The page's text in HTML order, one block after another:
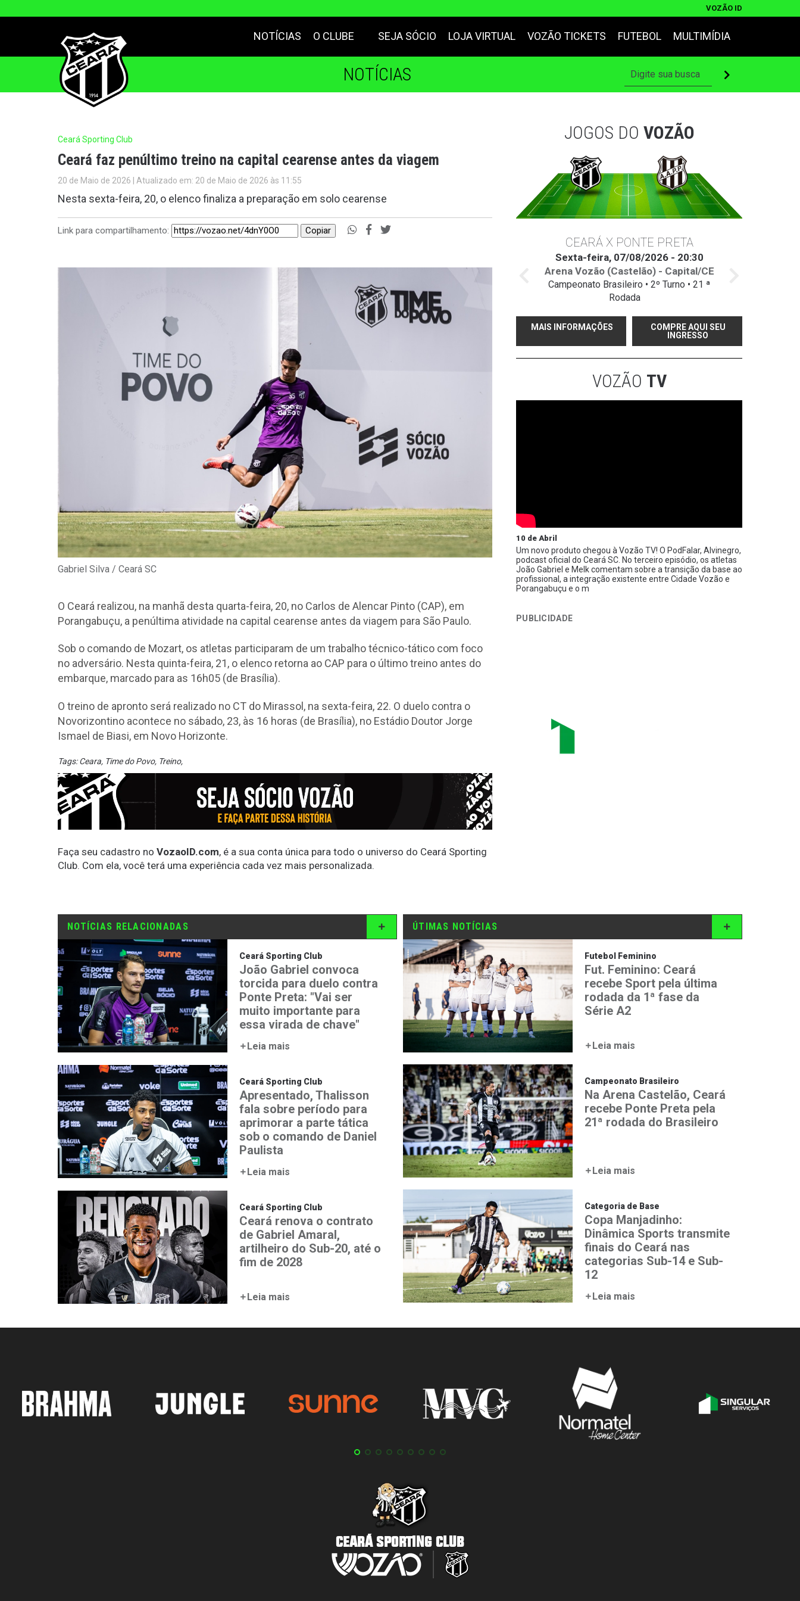
VOZÃO ID
NOTÍCIAS O CLUBE SEJA SÓCIO LOJA VIRTUAL VOZÃO TICKETS FUTEBOL MULTIMÍDIA
NOTÍCIAS
Ceará Sporting Club
Ceará faz penúltimo treino na capital cearense antes da viagem
20 de Maio de 2026 | Atualizado em: 20 de Maio de 2026 às 11:55
Nesta sexta-feira, 20, o elenco finaliza a preparação em solo cearense
Link para compartilhamento: Copiar
Gabriel Silva / Ceará SC
O Ceará realizou, na manhã desta quarta-feira, 20, no Carlos de Alencar Pinto (CAP), em
Porangabuçu, a penúltima atividade na capital cearense antes da viagem para São Paulo.
Sob o comando de Mozart, os atletas participaram de um trabalho técnico-tático com foco
no adversário. Nesta quinta-feira, 21, o elenco retorna ao CAP para o último treino antes do
embarque, marcado para as 16h05 (de Brasília).
O treino de apronto será realizado no CT do Mirassol, na sexta-feira, 22. O duelo contra o
Novorizontino acontece no sábado, 23, às 16 horas (de Brasília), no Estádio Doutor Jorge
Ismael de Biasi, em Novo Horizonte.
Tags:Ceara, Time do Povo, Treino,
Faça seu cadastro no VozaoID.com, é a sua conta única para todo o universo do Ceará Sporting
Club. Com ela, você terá uma experiência cada vez mais personalizada.
JOGOS DO VOZÃO
CEARÁ X PONTE PRETA
Sexta-feira, 07/08/2026 - 20:30
Arena Vozão (Castelão) - Capital/CE
Campeonato Brasileiro • 2º Turno • 21 ª
Rodada
MAIS INFORMAÇÕES
COMPRE AQUI SEU
INGRESSO
VOZÃO TV
10 de Abril
Um novo produto chegou à Vozão TV! O PodFalar, Alvinegro,
podcast oficial do Ceará SC. No terceiro episódio, os atletas
João Gabriel e Melk comentam sobre a transição da base ao
profissional, a integração existente entre Cidade Vozão e
Porangabuçu e o m
PUBLICIDADE
NOTÍCIAS RELACIONADAS
Ceará Sporting Club
João Gabriel convoca
torcida para duelo contra
Ponte Preta: "Vai ser
muito importante para
essa virada de chave"
Leia mais
Ceará Sporting Club
Apresentado, Thalisson
fala sobre período para
aprimorar a parte tática
sob o comando de Daniel
Paulista
Leia mais
Ceará Sporting Club
Ceará renova o contrato
de Gabriel Amaral,
artilheiro do Sub-20, até o
fim de 2028
Leia mais
ÚTIMAS NOTÍCIAS
Futebol Feminino
Fut. Feminino: Ceará
recebe Sport pela última
rodada da 1ª fase da
Série A2
Leia mais
Campeonato Brasileiro
Na Arena Castelão, Ceará
recebe Ponte Preta pela
21ª rodada do Brasileiro
Leia mais
Categoria de Base
Copa Manjadinho:
Dinâmica Sports transmite
finais do Ceará nas
categorias Sub-14 e Sub-
12
Leia mais
CEARÁ SPORTING CLUB